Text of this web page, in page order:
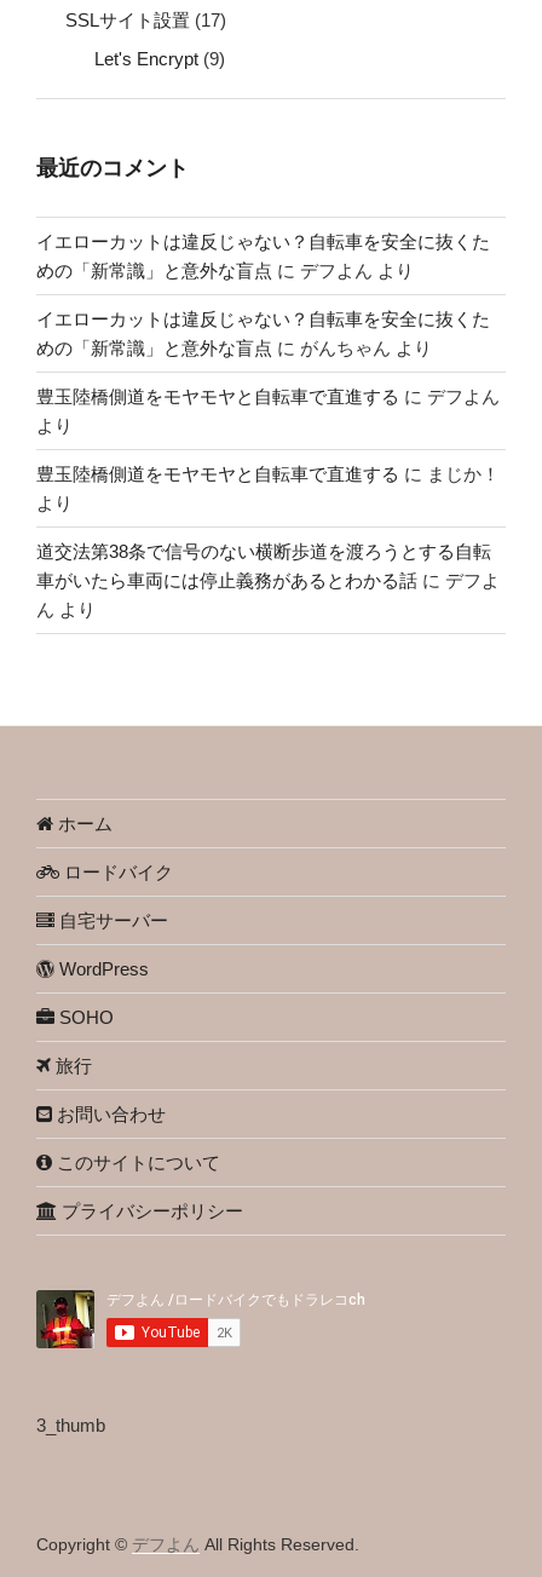
SSLサイト設置 (17)
Let's Encrypt (9)
最近のコメント
イエローカットは違反じゃない？自転車を安全に抜くた
めの「新常識」と意外な盲点 に デフよん より
イエローカットは違反じゃない？自転車を安全に抜くた
めの「新常識」と意外な盲点 に がんちゃん より
豊玉陸橋側道をモヤモヤと自転車で直進する に デフよん
より
豊玉陸橋側道をモヤモヤと自転車で直進する に まじか！
より
道交法第38条で信号のない横断歩道を渡ろうとする自転
車がいたら車両には停止義務があるとわかる話 に デフよ
ん より
ホーム
ロードバイク
自宅サーバー
WordPress
SOHO
旅行
お問い合わせ
このサイトについて
プライバシーポリシー
3_thumb
Copyright © デフよん All Rights Reserved.